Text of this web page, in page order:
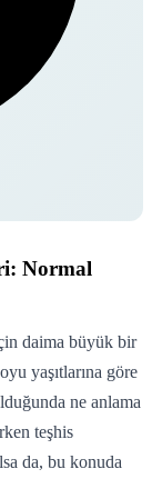
Normal
daima büyük bir
yaşıtlarına göre
ne anlama
teşhis
da, bu konuda